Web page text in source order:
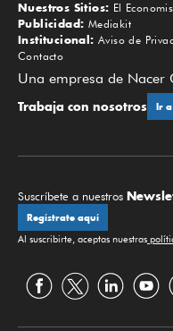
Nuestros Sitios: El
Publicidad: Mediakit
Institucional: Aviso de
Contacto
Una empresa de Nacer
Trabaja con nosotros Ir
Suscríbete a nuestros
Regístrate aquí
Al suscribirte, aceptas nuestras